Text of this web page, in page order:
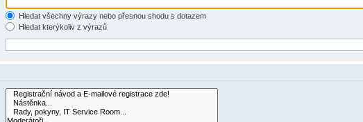
Hledat všechny výrazy nebo přesnou shodu s dotazem
Hledat kterýkoliv z výrazů